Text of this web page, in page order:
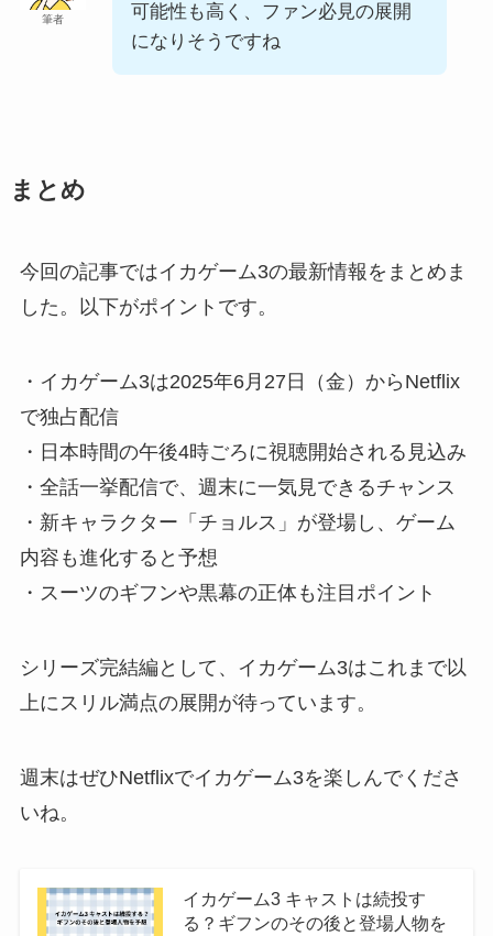
筆者
可能性も高く、ファン必見の展開
になりそうですね
まとめ
今回の記事ではイカゲーム3の最新情報をまとめま
した。以下がポイントです。
・イカゲーム3は2025年6月27日（金）からNetflix
で独占配信
・日本時間の午後4時ごろに視聴開始される見込み
・全話一挙配信で、週末に一気見できるチャンス
・新キャラクター「チョルス」が登場し、ゲーム
内容も進化すると予想
・スーツのギフンや黒幕の正体も注目ポイント
シリーズ完結編として、イカゲーム3はこれまで以
上にスリル満点の展開が待っています。
週末はぜひNetflixでイカゲーム3を楽しんでくださ
いね。
イカゲーム3 キャストは続投す
る？ギフンのその後と登場人物を